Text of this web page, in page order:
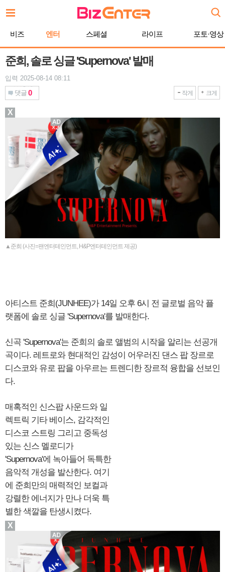
문
비즈 엔터 스페셜 라이프 포토·영상
준희, 솔로 싱글 'Supernova' 발매
입력 2025-08-14 08:11
댓글 0 작게 크게
▲준희 (사진=팬엔터테인먼트, H&P엔터테인먼트 제공)
아티스트 준희(JUNHEE)가 14일 오후 6시 전 글로벌 음악 플
랫폼에 솔로 싱글 'Supernova'를 발매한다.
신곡 'Supernova'는 준희의 솔로 앨범의 시작을 알리는 선공개
곡이다. 레트로와 현대적인 감성이 어우러진 댄스 팝 장르로
디스코와 유로 팝을 아우르는 트렌디한 장르적 융합을 선보인
다.
매혹적인 신스팝 사운드와 일
렉트릭 기타 베이스, 감각적인
디스코 스트링 그리고 중독성
있는 신스 멜로디가
'Supernova'에 녹아들어 독특한
음악적 개성을 발산한다. 여기
에 준희만의 매력적인 보컬과
강렬한 에너지가 만나 더욱 특
별한 색깔을 탄생시켰다.
X
X